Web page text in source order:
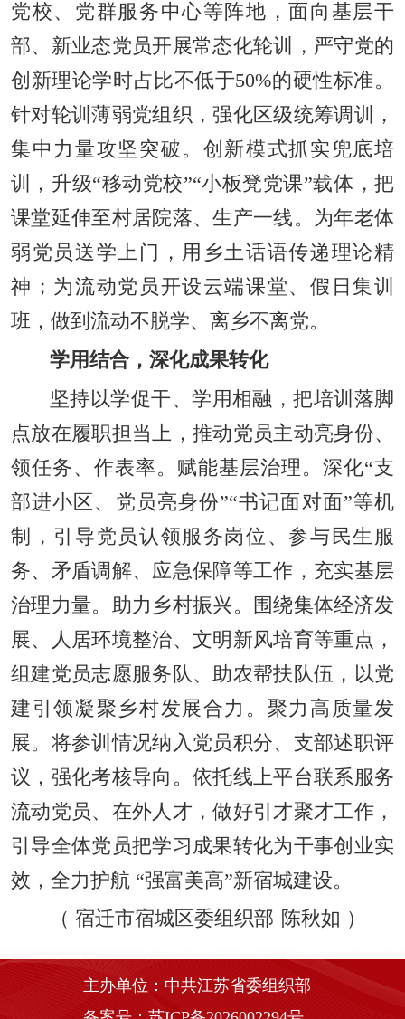
党校、党群服务中心等阵地，面向基层干
部、新业态党员开展常态化轮训，严守党的
创新理论学时占比不低于50%的硬性标准。
针对轮训薄弱党组织，强化区级统筹调训，
集中力量攻坚突破。创新模式抓实兜底培
训，升级“移动党校”“小板凳党课”载体，把
课堂延伸至村居院落、生产一线。为年老体
弱党员送学上门，用乡土话语传递理论精
神；为流动党员开设云端课堂、假日集训
班，做到流动不脱学、离乡不离党。
学用结合，深化成果转化
坚持以学促干、学用相融，把培训落脚
点放在履职担当上，推动党员主动亮身份、
领任务、作表率。赋能基层治理。深化“支
部进小区、党员亮身份”“书记面对面”等机
制，引导党员认领服务岗位、参与民生服
务、矛盾调解、应急保障等工作，充实基层
治理力量。助力乡村振兴。围绕集体经济发
展、人居环境整治、文明新风培育等重点，
组建党员志愿服务队、助农帮扶队伍，以党
建引领凝聚乡村发展合力。聚力高质量发
展。将参训情况纳入党员积分、支部述职评
议，强化考核导向。依托线上平台联系服务
流动党员、在外人才，做好引才聚才工作，
引导全体党员把学习成果转化为干事创业实
效，全力护航 “强富美高”新宿城建设。
（ 宿迁市宿城区委组织部 陈秋如 ）
主办单位：中共江苏省委组织部